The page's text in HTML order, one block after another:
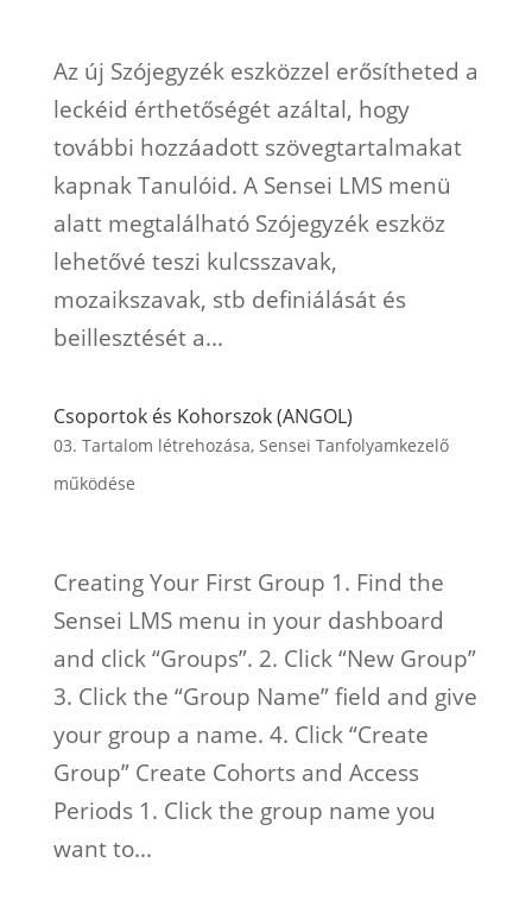
Az új Szójegyzék eszközzel erősítheted a
leckéid érthetőségét azáltal, hogy
további hozzáadott szövegtartalmakat
kapnak Tanulóid. A Sensei LMS menü
alatt megtalálható Szójegyzék eszköz
lehetővé teszi kulcsszavak,
mozaikszavak, stb definiálását és
beillesztését a...
Csoportok és Kohorszok (ANGOL)
03. Tartalom létrehozása, Sensei Tanfolyamkezelő
működése
Creating Your First Group 1. Find the
Sensei LMS menu in your dashboard
and click “Groups”. 2. Click “New Group”
3. Click the “Group Name” field and give
your group a name. 4. Click “Create
Group” Create Cohorts and Access
Periods 1. Click the group name you
want to...